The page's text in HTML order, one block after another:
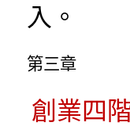
入。
第三章
創業四